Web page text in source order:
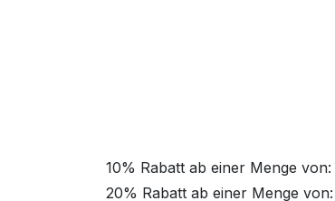
10% Rabatt ab einer Menge von:
20% Rabatt ab einer Menge von: